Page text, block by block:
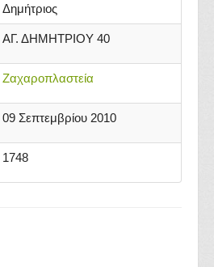
Δημήτριος
ΑΓ. ΔΗΜΗΤΡΙΟΥ 40
Ζαχαροπλαστεία
09 Σεπτεμβρίου 2010
1748